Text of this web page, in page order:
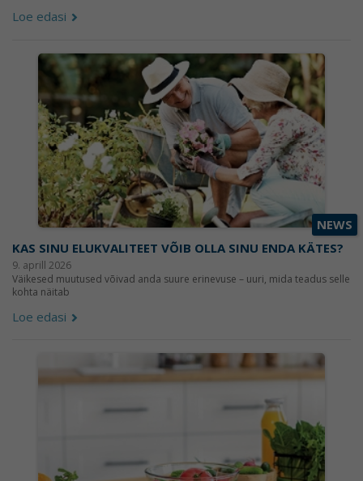
Loe edasi
NEWS
KAS SINU ELUKVALITEET VÕIB OLLA SINU ENDA KÄTES?
9. aprill 2026
Väikesed muutused võivad anda suure erinevuse – uuri, mida teadus selle
kohta näitab
Loe edasi